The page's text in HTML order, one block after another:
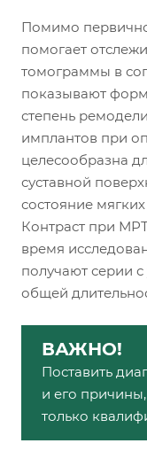
Помимо
помогает
томограммы в
показывают
степень
имплантов при
целесообразна
суставной
состояние
Контраст при
время
получают серии
общей
ВАЖНО!
Поставить
и его
только